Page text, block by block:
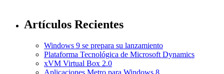
Artículos Recientes
Windows 9 se prepara su lanzamiento
Plataforma Tecnológica de Microsoft Dynamics
xVM Virtual Box 2.0
Aplicaciones Metro para Windows 8